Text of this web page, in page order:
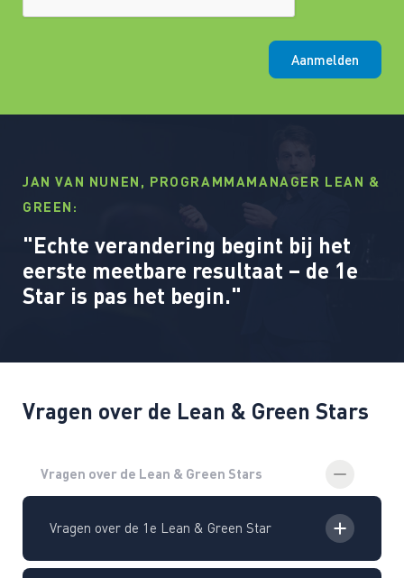
Aanmelden
JAN VAN NUNEN, PROGRAMMAMANAGER LEAN &
GREEN:
"Echte verandering begint bij het
eerste meetbare resultaat – de 1e
Star is pas het begin."
Vragen over de Lean & Green Stars
Vragen over de Lean & Green Stars
Vragen over de 1e Lean & Green Star